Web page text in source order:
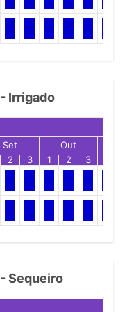
Irrigado
Set Out
2 3 1 2 3
Sequeiro